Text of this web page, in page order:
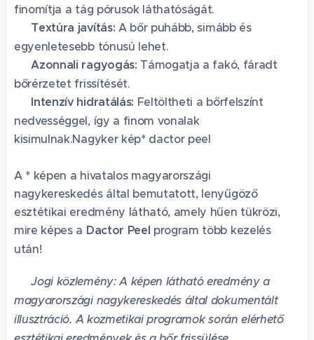
finomítja a tág pórusok láthatóságát.
Textúra javítás: A bőr puhább, simább és
egyenletesebb tónusú lehet.
✅Azonnali ragyogás: Támogatja a fakó, fáradt
bőrérzetet frissítését.
Intenzív hidratálás: Feltöltheti a bőrfelszínt
nedvességgel, így a finom vonalak
kisimulnak.Nagyker kép* dactor peel
A * képen a hivatalos magyarországi
nagykereskedés által bemutatott, lenyűgöző
esztétikai eredmény látható, amely hűen tükrözi,
mire képes a Dactor Peel program több kezelés
után!
⚠️Jogi közlemény: A képen látható eredmény a
magyarországi nagykereskedés által dokumentált
illusztráció. A kozmetikai programok során elérhető